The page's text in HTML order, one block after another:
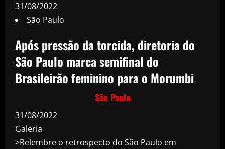
31/08/2022
São Paulo
Após pressão da torcida, diretoria do
São Paulo marca semifinal do
Brasileirão feminino para o Morumbi
São Paulo
31/08/2022
Galeria
>Relembre o retrospecto do São Paulo em